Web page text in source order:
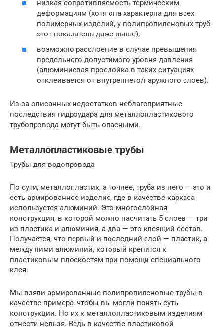
низкая сопротивляемость термическим
деформациям (хотя она характерна для всех
полимерных изделий, у полипропиленовых труб
этот показатель даже выше);
возможно расслоение в случае превышения
предельного допустимого уровня давления
(алюминиевая прослойка в таких ситуациях
отклеивается от внутреннего/наружного слоев).
Из-за описанных недостатков неблагоприятные
последствия гидроудара для металлопластикового
трубопровода могут быть опасными.
Металлопластиковые трубы
Трубы для водопровода
По сути, металлопластик, а точнее, труба из него — это и
есть армированное изделие, где в качестве каркаса
используется алюминий. Это многослойная
конструкция, в которой можно насчитать 5 слоев — три
из пластика и алюминия, а два — это клеящий состав.
Получается, что первый и последний слой — пластик, а
между ними алюминий, который крепится к
пластиковым плоскостям при помощи специального
клея.
Мы взяли армированные полипропиленовые трубы в
качестве примера, чтобы вы могли понять суть
конструкции. Но их к металлопластиковым изделиям
отнести нельзя. Ведь в качестве пластиковой